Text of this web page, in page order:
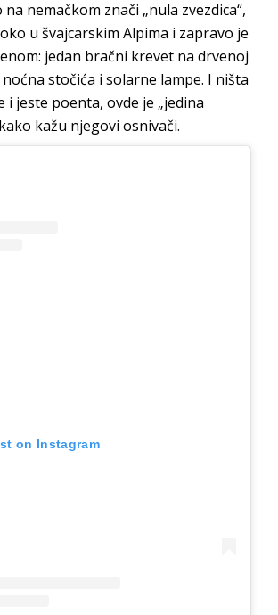
nemačkom znači „nula zvezdica“,
u švajcarskim Alpima i zapravo je
jedan bračni krevet na drvenoj
stočića i solarne lampe. I ništa
i jeste poenta, ovde je „jedina
kažu njegovi osnivači.
on Instagram